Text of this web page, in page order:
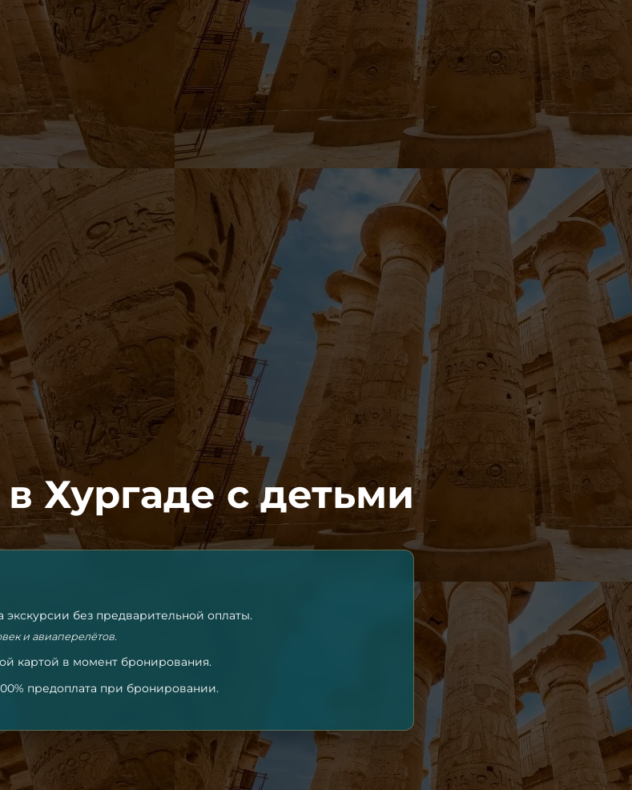
Хургаде с детьми
экскурсии без предварительной оплаты.
и авиаперелётов.
картой в момент бронирования.
предоплата при бронировании.